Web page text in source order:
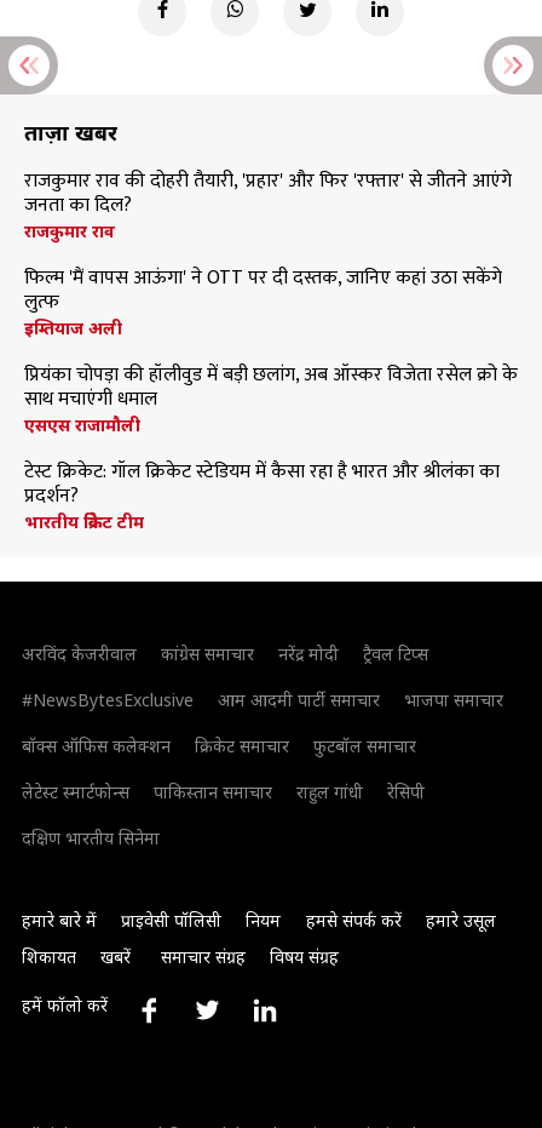
ताज़ा खबरें
राजकुमार राव की दोहरी तैयारी, 'प्रहार' और फिर 'रफ्तार' से जीतने आएंगे
जनता का दिल?
राजकुमार राव
फिल्म 'मैं वापस आऊंगा' ने OTT पर दी दस्तक, जानिए कहां उठा सकेंगे
लुत्फ
इम्तियाज अली
प्रियंका चोपड़ा की हॉलीवुड में बड़ी छलांग, अब ऑस्कर विजेता रसेल क्रो के
साथ मचाएंगी धमाल
एसएस राजामौली
टेस्ट क्रिकेट: गॉल क्रिकेट स्टेडियम में कैसा रहा है भारत और श्रीलंका का
प्रदर्शन?
भारतीय क्रिकेट टीम
अरविंद केजरीवाल कांग्रेस समाचार नरेंद्र मोदी
ट्रैवल टिप्स
#NewsBytesExclusive
आम आदमी पार्टी समाचार
भाजपा समाचार
बॉक्स ऑफिस कलेक्शन
क्रिकेट समाचार
फुटबॉल समाचार
लेटेस्ट स्मार्टफोन्स
पाकिस्तान समाचार राहुल गांधी
रेसिपी
दक्षिण भारतीय सिनेमा
हमारे बारे में प्राइवेसी पॉलिसी नियम हमसे संपर्क करें
हमारे उसूल
शिकायत
खबरें समाचार संग्रह विषय संग्रह
हमें फॉलो करें